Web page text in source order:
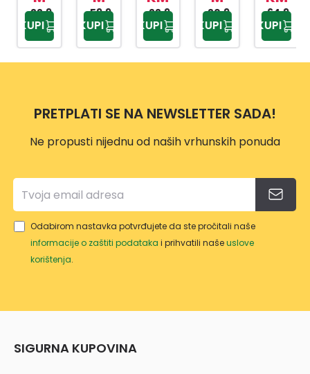
ZA
NOŽE
VE,SJ
EKIRE
22,9
0 KM
KUPI
DRŠK
OM
59,9
0 KM
KUPI
LANC
A
MOT
ORN
VP114
22,9
9 KM
KUPI
20,9
9 KM
KUPI
U600
ERG
O
64,9
9 KM
KUPI
PRETPLATI SE NA NEWSLETTER SADA!
Ne propusti nijednu od naših vrhunskih ponuda
Odabirom nastavka potvrđujete da ste pročitali naše
informacije o zaštiti podataka i prihvatili našeuslove
korištenja.
SIGURNA KUPOVINA